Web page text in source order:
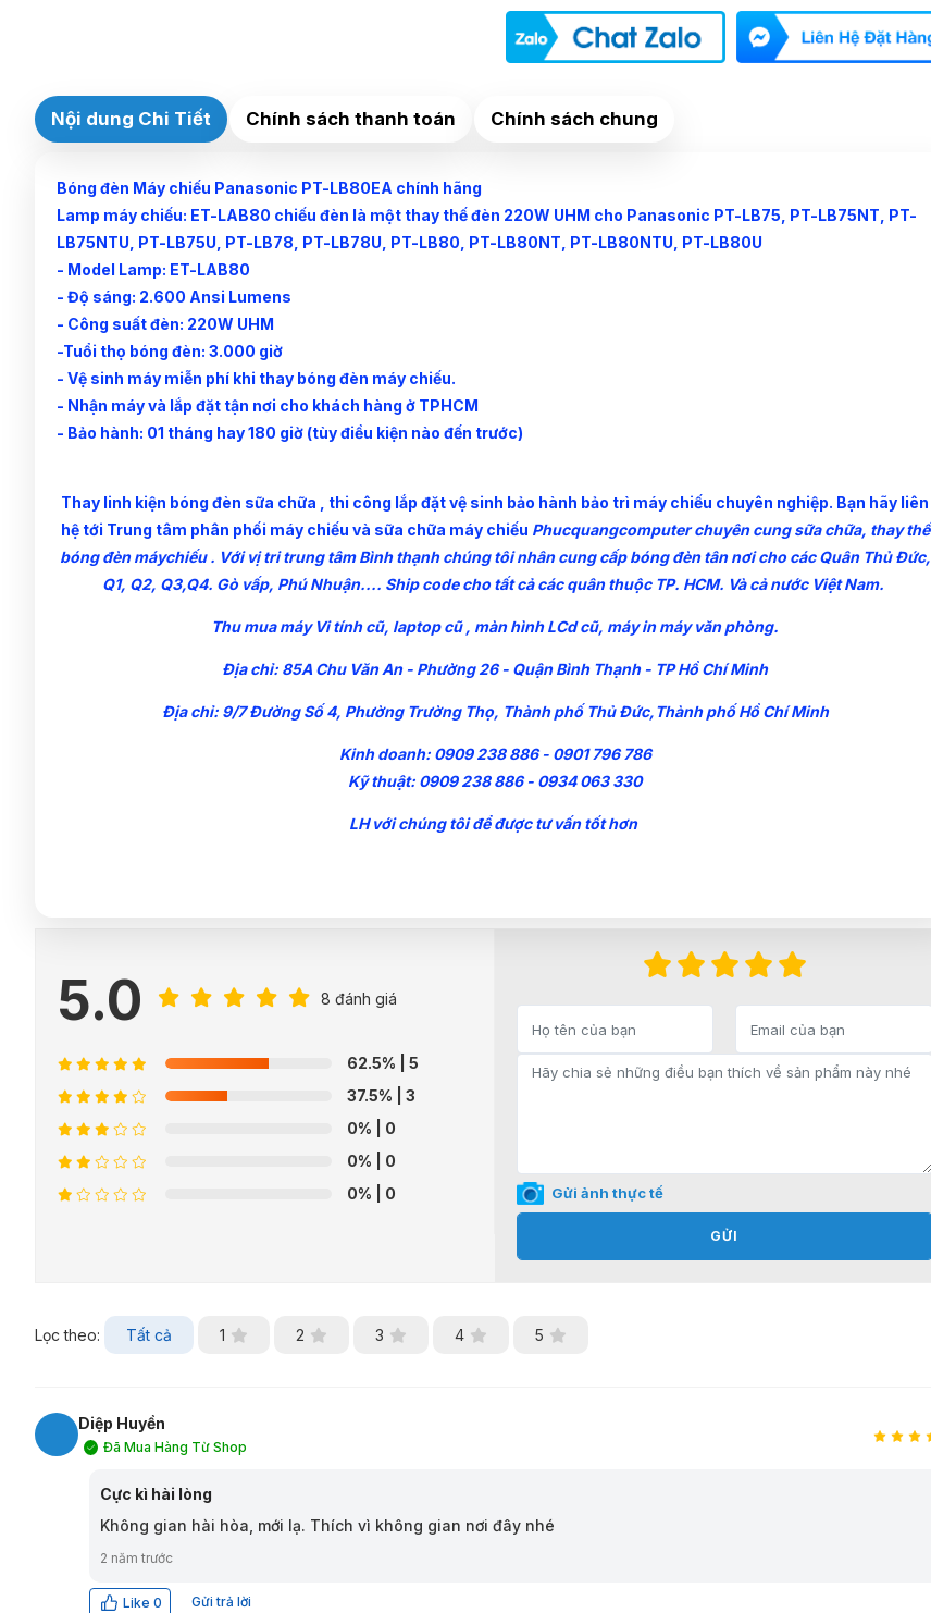
Nội dung Chi Tiết Chính sách thanh toán Chính sách chung
Bóng đèn Máy chiếu Panasonic PT-LB80EA chính hãng
Lamp máy chiếu: ET-LAB80 chiếu đèn là một thay thế đèn 220W UHM cho Panasonic PT-LB75, PT-LB75NT, PT-
LB75NTU, PT-LB75U, PT-LB78, PT-LB78U, PT-LB80, PT-LB80NT, PT-LB80NTU, PT-LB80U
- Model Lamp: ET-LAB80
- Độ sáng: 2.600 Ansi Lumens
- Công suất đèn: 220W UHM
-Tuổi thọ bóng đèn: 3.000 giờ
- Vệ sinh máy miễn phí khi thay bóng đèn máy chiếu.
- Nhận máy và lắp đặt tận nơi cho khách hàng ở TPHCM
- Bảo hành: 01 tháng hay 180 giờ (tùy điều kiện nào đến trước)
Thay linh kiện bóng đèn sữa chữa , thi công lắp đặt vệ sinh bảo hành bảo trì máy chiếu chuyên nghiệp. Bạn hãy liên
hệ tới Trung tâm phân phối máy chiếu và sữa chữa máy chiếu Phucquangcomputerchuyên cung sữa chữa, thay thế
bóng đèn máychiếu . Với vị tri trung tâm Bình thạnh chúng tôi nhân cung cấp bóng đèn tân nơi cho các Quân Thủ Đức,
Q1, Q2, Q3,Q4. Gò vấp, Phú Nhuận.... Ship code cho tất cả các quân thuộc TP. HCM. Và cả nước Việt Nam.
Thu mua máy Vi tính cũ, laptop cũ , màn hình LCd cũ, máy in máy văn phòng.
Địa chỉ: 85A Chu Văn An - Phường 26 - Quận Bình Thạnh - TP Hồ Chí Minh
Địa chỉ: 9/7 Đường Số 4, Phường Trường Thọ, Thành phố Thủ Đức,Thành phố Hồ Chí Minh
Kinh doanh: 0909 238 886 - 0901 796 786
Kỹ thuật: 0909 238 886 - 0934 063 330
LH với chúng tôi để được tư vấn tốt hơn
5.0 8 đánh giá
62.5% | 5
37.5% | 3
0% | 0
0% | 0
0% | 0 Gửi ảnh thực tế
GỬI
Lọc theo: Tất cả 1 2 3 4 5
Diệp Huyền
Đã Mua Hàng Từ Shop
Cực kì hài lòng
Không gian hài hòa, mới lạ. Thích vì không gian nơi đây nhé
2 năm trước
Like 0 Gửi trả lời